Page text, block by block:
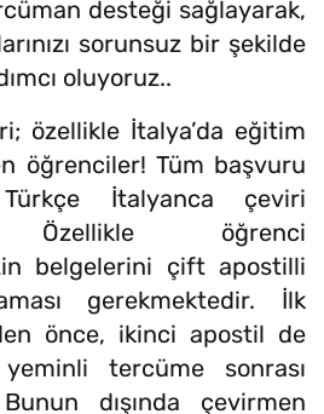
desteği sağlayarak,
sorunsuz bir şekilde
oluyoruz..
özellikle İtalya’da eğitim
öğrenciler! Tüm başvuru
İtalyanca çeviri
Özellikle öğrenci
belgelerini çift apostilli
gerekmektedir. İlk
önce, ikinci apostil de
tercüme sonrası
Bunun dışında çevirmen